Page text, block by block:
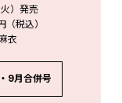
）発売
税込）
衣
9月合併号